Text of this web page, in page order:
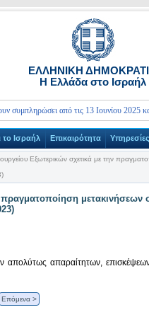
ΕΛΛΗΝΙΚΗ
Η Ελλάδα στο Ισραήλ
από τις 13 Ιουνίου 2025
το Ισραήλ Επικαιρότητα Υπηρεσίες
Εξωτερικών σχετικά με την
μετακινήσεων
απολύτως απαραίτητων,
Επόμενα >